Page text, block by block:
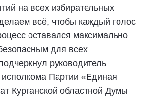
на всех избирательных
всё, чтобы каждый голос
оставался максимально
для всех
руководитель
исполкома Партии «Единая
Курганской областной Думы